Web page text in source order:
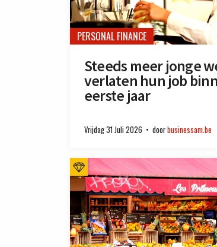
PERSONAL FINANCE
Steeds meer jonge
verlaten hun job
eerste jaar
Vrijdag 31 Juli 2026 doorbusinessam.be